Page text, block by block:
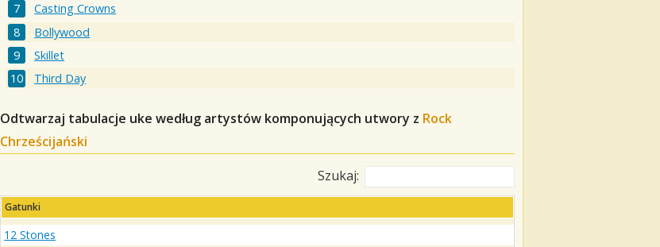
Casting Crowns
Bollywood
Skillet
Third Day
Odtwarzaj tabulacje uke według artystów komponujących utwory z Rock
Chrześcijański
Szukaj:
Gatunki
12 Stones